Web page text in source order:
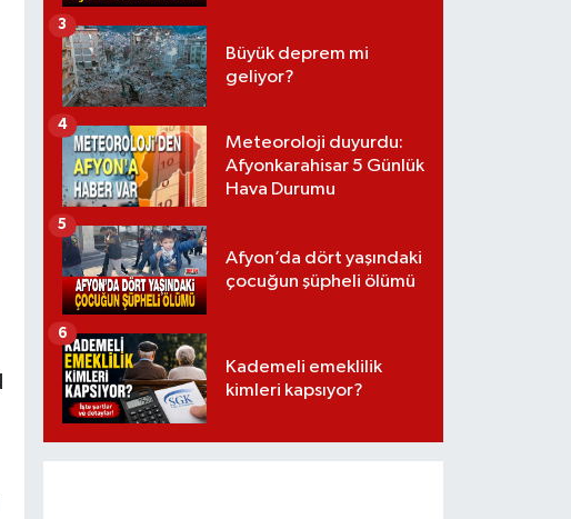
Büyük deprem mi
geliyor?
3
Meteoroloji duyurdu:
Afyonkarahisar 5 Günlük
Hava Durumu
4
Afyon’da dört yaşındaki
çocuğun şüpheli ölümü
5
Kademeli emeklilik
kimleri kapsıyor?
6